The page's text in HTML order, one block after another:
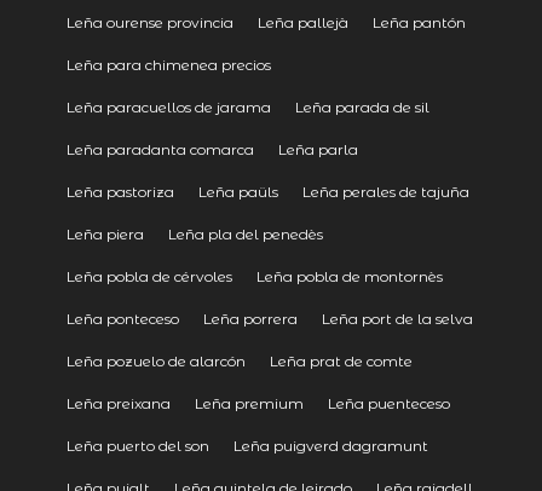
Leña ourense provincia Leña pallejà Leña pantón
Leña para chimenea precios
Leña paracuellos de jarama Leña parada de sil
Leña paradanta comarca Leña parla
Leña pastoriza Leña paüls Leña perales de tajuña
Leña piera Leña pla del penedès
Leña pobla de cérvoles Leña pobla de montornès
Leña ponteceso Leña porrera Leña port de la selva
Leña pozuelo de alarcón Leña prat de comte
Leña preixana Leña premium Leña puenteceso
Leña puerto del son Leña puigverd dagramunt
Leña pujalt Leña quintela de leirado Leña rajadell